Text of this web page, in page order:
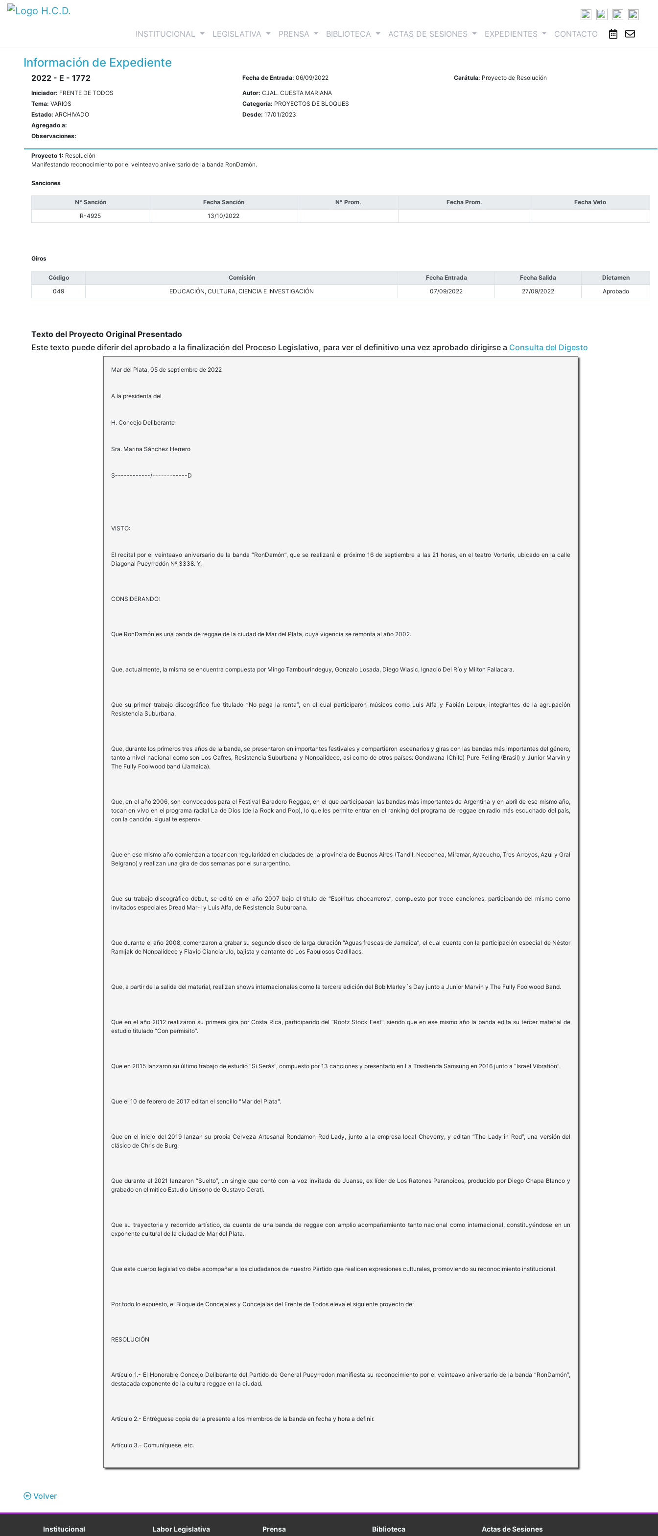
INSTITUCIONAL (current)LEGISLATIVA PRENSA BIBLIOTECA ACTAS DE SESIONES EXPEDIENTES CONTACTO
Información de Expediente
2022 - E - 1772 Fecha de Entrada:06/09/2022 Carátula: Proyecto de Resolución
Iniciador: FRENTE DE TODOS Autor:CJAL. CUESTA MARIANA
Tema: VARIOS Categoría: PROYECTOS DE BLOQUES
Estado: ARCHIVADO Desde:17/01/2023
Agregado a:
Observaciones:
Proyecto 1: Resolución
Manifestando reconocimiento por el veinteavo aniversario de la banda RonDamón.
Sanciones
N° Sanción Fecha Sanción N° Prom. Fecha Prom.
Fecha Veto
R-4925
13/10/2022
Giros
Código Comisión Fecha Entrada Fecha Salida
Dictamen
049
EDUCACIÓN, CULTURA, CIENCIA E INVESTIGACIÓN 07/09/2022 27/09/2022 Aprobado
Texto del Proyecto Original Presentado
Este texto puede diferir del aprobado a la finalización del Proceso Legislativo, para ver el definitivo una vez aprobado dirigirse a Consulta del Digesto
Mar del Plata, 05 de septiembre de 2022
A la presidenta del
H. Concejo Deliberante
Sra. Marina Sánchez Herrero
S------------/------------D
VISTO:
El recital por el veinteavo aniversario de la banda “RonDamón”, que se realizará el próximo 16 de septiembre a las 21 horas, en el teatro Vorterix, ubicado en la calle
Diagonal Pueyrredón Nº 3338. Y;
CONSIDERANDO:
Que RonDamón es una banda de reggae de la ciudad de Mar del Plata, cuya vigencia se remonta al año 2002.
Que, actualmente, la misma se encuentra compuesta por Mingo Tambourindeguy, Gonzalo Losada, Diego Wlasic, Ignacio Del Río y Milton Fallacara.
Que su primer trabajo discográfico fue titulado “No paga la renta”, en el cual participaron músicos como Luis Alfa y Fabián Leroux; integrantes de la agrupación
Resistencia Suburbana.
Que, durante los primeros tres años de la banda, se presentaron en importantes festivales y compartieron escenarios y giras con las bandas más importantes del género,
tanto a nivel nacional como son Los Cafres, Resistencia Suburbana y Nonpalidece, así como de otros países: Gondwana (Chile) Pure Felling (Brasil) y Junior Marvin y
The Fully Foolwood band (Jamaica).
Que, en el año 2006, son convocados para el Festival Baradero Reggae, en el que participaban las bandas más importantes de Argentina y en abril de ese mismo año,
tocan en vivo en el programa radial La de Dios (de la Rock and Pop), lo que les permite entrar en el ranking del programa de reggae en radio más escuchado del país,
con la canción, «Igual te espero».
Que en ese mismo año comienzan a tocar con regularidad en ciudades de la provincia de Buenos Aires (Tandil, Necochea, Miramar, Ayacucho, Tres Arroyos, Azul y Gral
Belgrano) y realizan una gira de dos semanas por el sur argentino.
Que su trabajo discográfico debut, se editó en el año 2007 bajo el título de “Espíritus chocarreros”, compuesto por trece canciones, participando del mismo como
invitados especiales Dread Mar-I y Luis Alfa, de Resistencia Suburbana.
Que durante el año 2008, comenzaron a grabar su segundo disco de larga duración “Aguas frescas de Jamaica”, el cual cuenta con la participación especial de Néstor
Ramljak de Nonpalidece y Flavio Cianciarulo, bajista y cantante de Los Fabulosos Cadillacs.
Que, a partir de la salida del material, realizan shows internacionales como la tercera edición del Bob Marley´s Day junto a Junior Marvin y The Fully Foolwood Band.
Que en el año 2012 realizaron su primera gira por Costa Rica, participando del “Rootz Stock Fest”, siendo que en ese mismo año la banda edita su tercer material de
estudio titulado “Con permisito”.
Que en 2015 lanzaron su último trabajo de estudio “Si Serás”, compuesto por 13 canciones y presentado en La Trastienda Samsung en 2016 junto a “Israel Vibration”.
Que el 10 de febrero de 2017 editan el sencillo "Mar del Plata".
Que en el inicio del 2019 lanzan su propia Cerveza Artesanal Rondamon Red Lady, junto a la empresa local Cheverry, y editan “The Lady in Red”, una versión del
clásico de Chris de Burg.
Que durante el 2021 lanzaron “Suelto”, un single que contó con la voz invitada de Juanse, ex líder de Los Ratones Paranoicos, producido por Diego Chapa Blanco y
grabado en el mítico Estudio Unisono de Gustavo Cerati.
Que su trayectoria y recorrido artístico, da cuenta de una banda de reggae con amplio acompañamiento tanto nacional como internacional, constituyéndose en un
exponente cultural de la ciudad de Mar del Plata.
Que este cuerpo legislativo debe acompañar a los ciudadanos de nuestro Partido que realicen expresiones culturales, promoviendo su reconocimiento institucional.
Por todo lo expuesto, el Bloque de Concejales y Concejalas del Frente de Todos eleva el siguiente proyecto de:
RESOLUCIÓN
Artículo 1.- El Honorable Concejo Deliberante del Partido de General Pueyrredon manifiesta su reconocimiento por el veinteavo aniversario de la banda “RonDamón”,
destacada exponente de la cultura reggae en la ciudad.
Artículo 2.- Entréguese copia de la presente a los miembros de la banda en fecha y hora a definir.
Artículo 3.- Comuníquese, etc.
Volver
Institucional Labor Legislativa Prensa Biblioteca Actas de Sesiones